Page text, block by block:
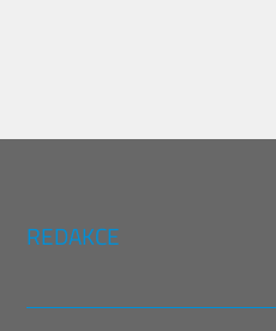
REDAKCE